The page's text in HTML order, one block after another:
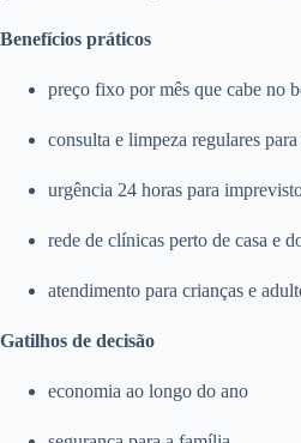
Benefícios práticos
preço fixo por mês que cabe no
consulta e limpeza regulares
urgência 24 horas para
rede de clínicas perto de casa e
atendimento para crianças e
Gatilhos de decisão
economia ao longo do ano